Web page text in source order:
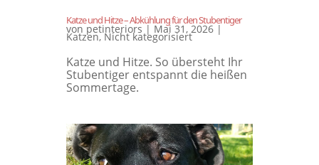
Katze und Hitze – Abkühlung für den Stubentiger
von petinteriors | Mai 31, 2026|
Katzen,Nicht kategorisiert
Katze und Hitze. So übersteht Ihr
Stubentiger entspannt die heißen
Sommertage.